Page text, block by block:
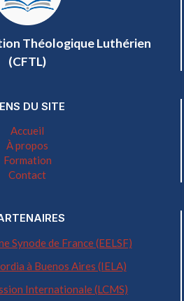
Théologique Luthérien
(CFTL)
DU SITE
Accueil
À propos
Formation
Contact
Synode de France (EELSF)
à Buenos Aires (IELA)
Internationale (LCMS)